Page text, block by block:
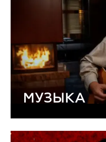
МУЗЫКА